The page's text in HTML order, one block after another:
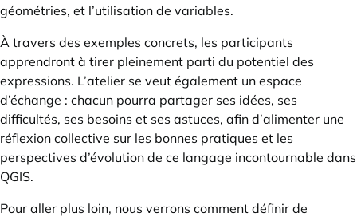
géométries, et l’utilisation de variables.
À travers des exemples concrets, les participants
apprendront à tirer pleinement parti du potentiel des
expressions. L’atelier se veut également un espace
d’échange : chacun pourra partager ses idées, ses
difficultés, ses besoins et ses astuces, afin d’alimenter une
réflexion collective sur les bonnes pratiques et les
perspectives d’évolution de ce langage incontournable dans
QGIS.
Pour aller plus loin, nous verrons comment définir de